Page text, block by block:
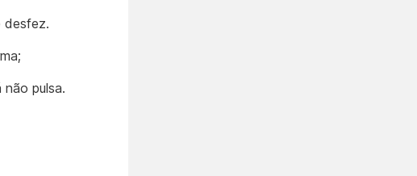
desfez.
pulsa.